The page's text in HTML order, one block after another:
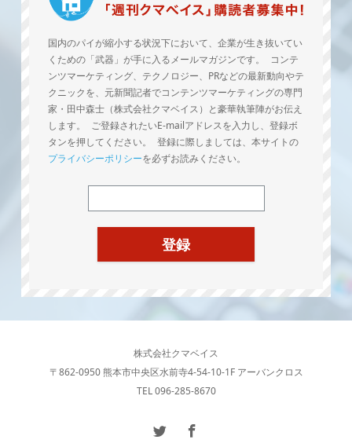
国内のパイが縮小する状況下において、企業が生き抜いてい
くための「武器」が手に入るメールマガジンです。 コンテ
ンツマーケティング、テクノロジー、PRなどの最新動向やテ
クニックを、元新聞記者でコンテンツマーケティングの専門
家・田中森士（株式会社クマベイス）と豪華執筆陣がお伝え
します。 ご登録されたいE-mailアドレスを入力し、登録ボ
タンを押してください。 登録に際しましては、本サイトの
プライバシーポリシーを必ずお読みください。
株式会社クマベイス
〒862-0950 熊本市中央区水前寺4-54-10-1F アーバンクロス
TEL 096-285-8670